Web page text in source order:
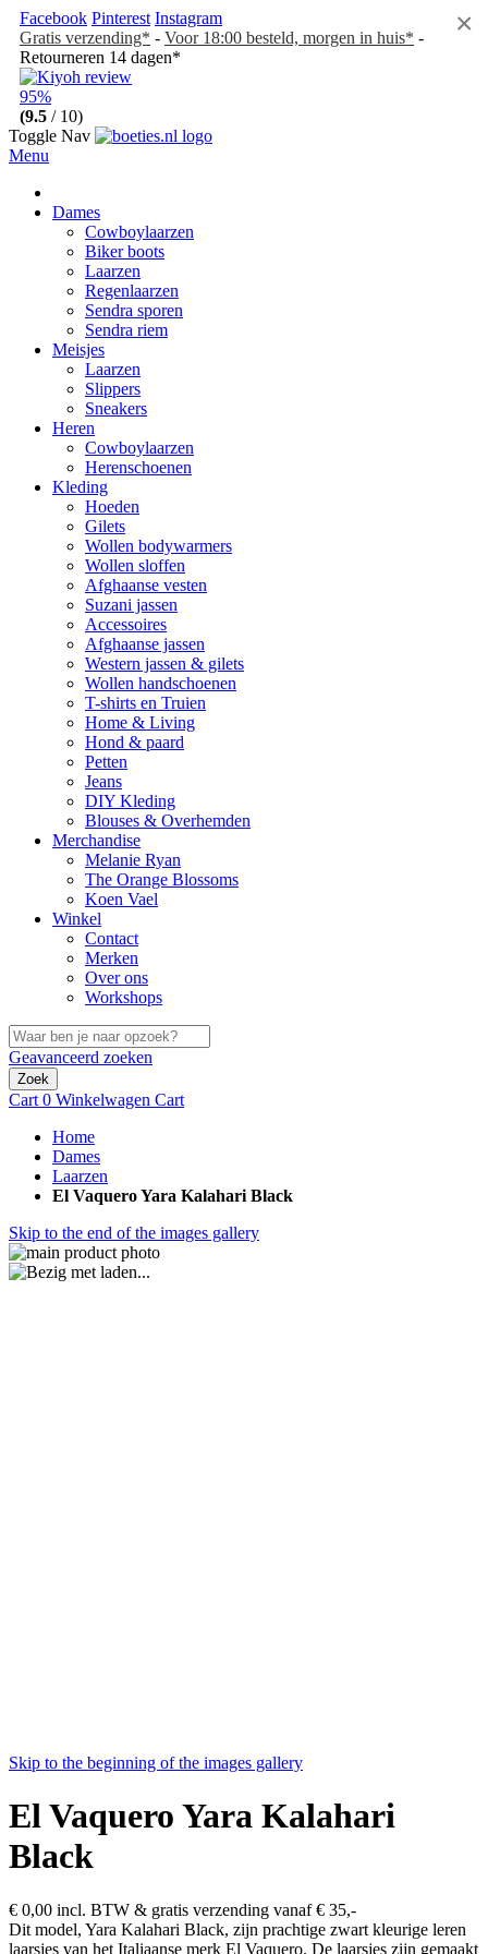
Facebook Pinterest Instagram
Gratis verzending* - Voor 18:00 besteld, morgen in huis* -
Retourneren 14 dagen*
95%
(9.5 / 10)
Toggle Nav
Menu
Dames
Cowboylaarzen
Biker boots
Laarzen
Regenlaarzen
Sendra sporen
Sendra riem
Meisjes
Laarzen
Slippers
Sneakers
Heren
Cowboylaarzen
Herenschoenen
Kleding
Hoeden
Gilets
Wollen bodywarmers
Wollen sloffen
Afghaanse vesten
Suzani jassen
Accessoires
Afghaanse jassen
Western jassen & gilets
Wollen handschoenen
T-shirts en Truien
Home & Living
Hond & paard
Petten
Jeans
DIY Kleding
Blouses & Overhemden
Merchandise
Melanie Ryan
The Orange Blossoms
Koen Vael
Winkel
Contact
Merken
Over ons
Workshops
Geavanceerd zoeken
Zoek
Cart 0 Winkelwagen Cart
Home
Dames
Laarzen
El Vaquero Yara Kalahari Black
Skip to the end of the images gallery
Skip to the beginning of the images gallery
El Vaquero Yara Kalahari
Black
€ 0,00 incl. BTW & gratis verzending vanaf € 35,-
Dit model, Yara Kalahari Black, zijn prachtige zwart kleurige leren
laarsjes van het Italiaanse merk El Vaquero. De laarsjes zijn gemaakt
×